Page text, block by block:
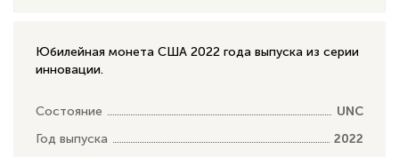
Юбилейная монета США 2022 года выпуска из серии
инновации.
Состояние
UNC
Год выпуска
2022